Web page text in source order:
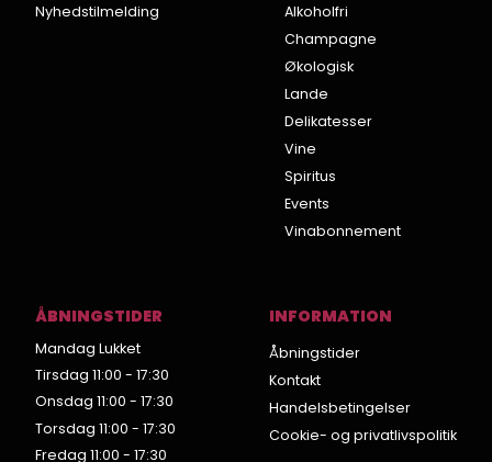
Nyhedstilmelding
Alkoholfri
Champagne
Økologisk
Lande
Delikatesser
Vine
Spiritus
Events
Vinabonnement
ÅBNINGSTIDER
Mandag Lukket
Tirsdag 11:00 - 17:30
Onsdag 11:00 - 17:30
Torsdag 11:00 - 17:30
Fredag 11:00 - 17:30
INFORMATION
Åbningstider
Kontakt
Handelsbetingelser
Cookie- og privatlivspolitik